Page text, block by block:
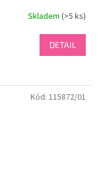
Skladem (>5 ks)
DETAIL
Kód: 115872/01